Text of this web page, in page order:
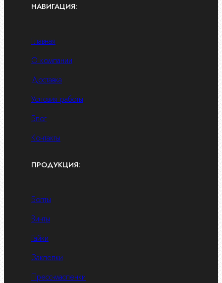
НАВИГАЦИЯ:
Главная
О компании
Доставка
Условия работы
Блог
Контакты
ПРОДУКЦИЯ:
Болты
Винты
Гайки
Заклепки
Пресс-масленки